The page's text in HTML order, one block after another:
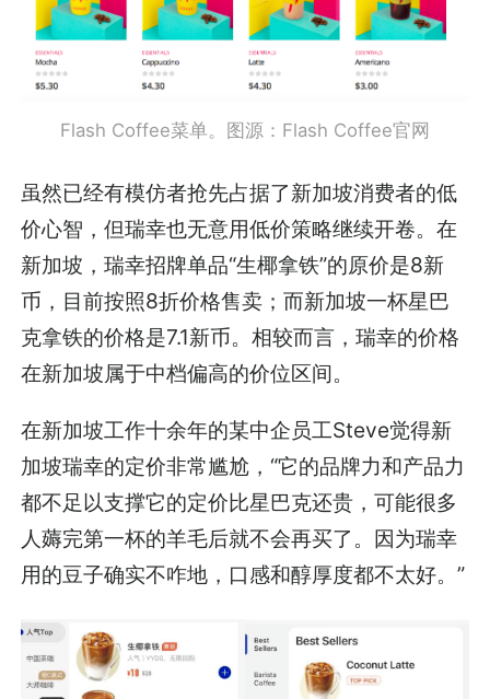
Flash Coffee菜单。图源：Flash Coffee官网
虽然已经有模仿者抢先占据了新加坡消费者的低
价心智，但瑞幸也无意用低价策略继续开卷。在
新加坡，瑞幸招牌单品“生椰拿铁”的原价是8新
币，目前按照8折价格售卖；而新加坡一杯星巴
克拿铁的价格是7.1新币。相较而言，瑞幸的价格
在新加坡属于中档偏高的价位区间。
在新加坡工作十余年的某中企员工Steve觉得新
加坡瑞幸的定价非常尴尬，“它的品牌力和产品力
都不足以支撑它的定价比星巴克还贵，可能很多
人薅完第一杯的羊毛后就不会再买了。因为瑞幸
用的豆子确实不咋地，口感和醇厚度都不太好。”